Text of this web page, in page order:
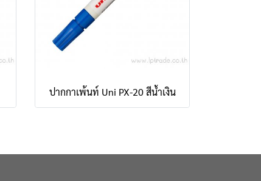
ปากกาเพ้นท์ Uni PX-20 สีน้ำเงิน